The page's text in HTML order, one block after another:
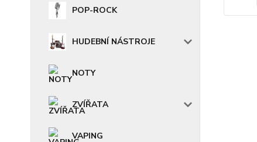
POP-ROCK
HUDEBNÍ NÁSTROJE
NOTY
ZVÍŘATA
VAPING